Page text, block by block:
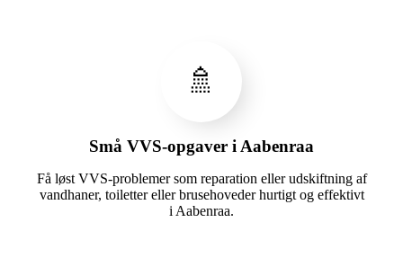
🚿
Små VVS-opgaver i Aabenraa
Få løst VVS-problemer som reparation eller udskiftning af
vandhaner, toiletter eller brusehoveder hurtigt og effektivt
i Aabenraa.